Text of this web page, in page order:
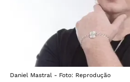
Daniel Mastral - Foto: Reprodução